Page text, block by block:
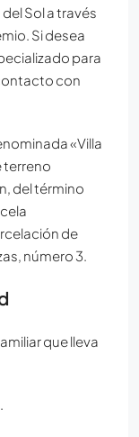
Sol a través
Si desea
para
con
«Villa
terreno
del término
de
número 3.
que lleva